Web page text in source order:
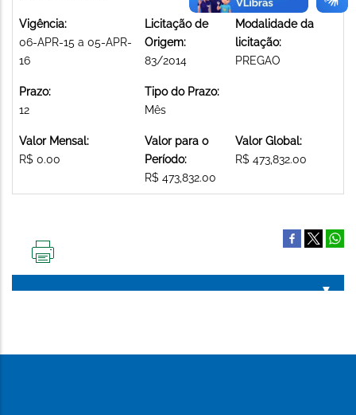
Vigência:
06-APR-15 a 05-APR-
16
Licitação de
Origem:
83/2014
Modalidade da
licitação:
PREGAO
Prazo:
12
Tipo do Prazo:
Mês
Valor Mensal:
R$ 0.00
Valor para o
Período:
R$ 473,832.00
Valor Global:
R$ 473,832.00
PÁGINA